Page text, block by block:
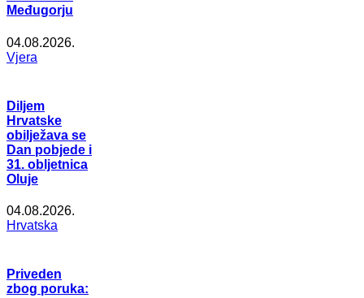
Međugorju
04.08.2026.
Vjera
Diljem
Hrvatske
obilježava se
Dan pobjede i
31. obljetnica
Oluje
04.08.2026.
Hrvatska
Priveden
zbog poruka: